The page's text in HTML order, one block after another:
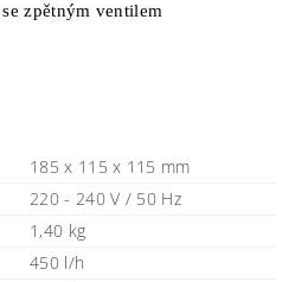
zpětným ventilem
185 x 115 x 115 mm
220 - 240 V / 50 Hz
1,40 kg
450 l/h